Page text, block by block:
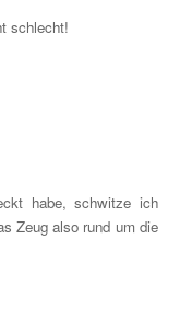
schlecht!
habe, schwitze ich
Zeug also rund um die